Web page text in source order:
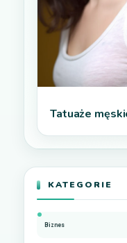
Tatuaże
KATEGORIE
Biznes